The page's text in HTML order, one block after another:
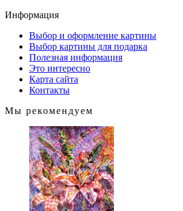
Информация
Выбор и оформление картины
Выбор картины для подарка
Полезная информация
Это интересно
Карта сайта
Контакты
Мы рекомендуем